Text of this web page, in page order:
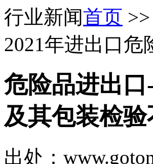
行业新闻首页 >>
2021年进出口
危险品进出
及其包装检
出处：